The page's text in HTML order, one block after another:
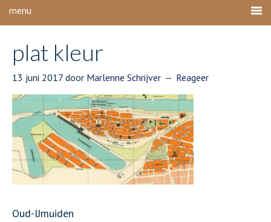
plat kleur
13 juni 2017 door Marlenne Schrijver Reageer
Oud-IJmuiden